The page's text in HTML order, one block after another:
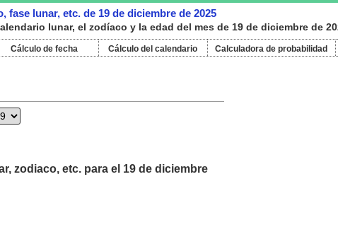
lunar, etc. de 19 de diciembre de 2025
lunar, el zodíaco y la edad del mes de 19 de diciembre de
Cálculo de fecha Cálculo del calendario Calculadora de probabilidad
zodiaco, etc. para el 19 de diciembre